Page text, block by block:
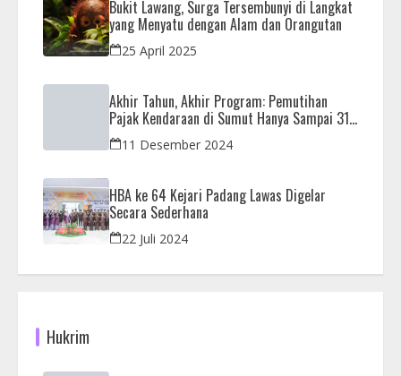
Bukit Lawang, Surga Tersembunyi di Langkat
yang Menyatu dengan Alam dan Orangutan
25 April 2025
Akhir Tahun, Akhir Program: Pemutihan
Pajak Kendaraan di Sumut Hanya Sampai 31
Desember
11 Desember 2024
HBA ke 64 Kejari Padang Lawas Digelar
Secara Sederhana
22 Juli 2024
Hukrim